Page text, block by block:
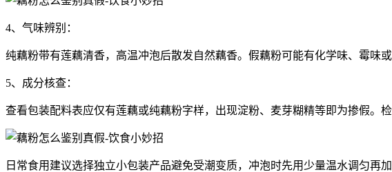
4、气味辨别：
纯藕粉带有莲藕清香，高温冲泡后散发自然藕香。假藕粉可能有化学味、霉味
5、成分核查：
查看包装配料表应仅有莲藕或纯藕粉字样，出现淀粉、麦芽糊精等即为掺假。
日常食用建议选择独立小包装产品避免受潮变质，冲泡时先用少量温水调匀